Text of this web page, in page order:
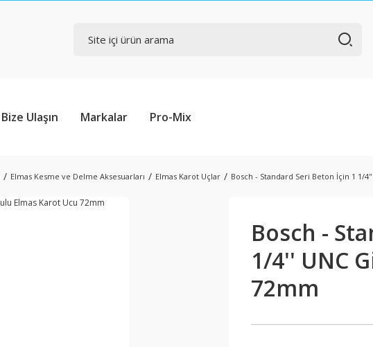
Bize Ulaşın Markalar Pro-Mix
Elmas Kesme ve Delme Aksesuarları Elmas Karot Uçlar Bosch - Standard Seri Beton İçin 1 1/
Bosch -
1/4'' UNC
72mm